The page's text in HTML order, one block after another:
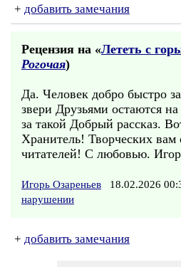
+ добавить замечания
Рецензия на «Лететь с
Рогочая)
Да. Человек добро быстро
звери Друзьями остаются
за такой Добрый рассказ.
Хранитель! Творческих
читателей! С любовью.
Игорь Озареньев 18.02.2026
нарушении
+ добавить замечания